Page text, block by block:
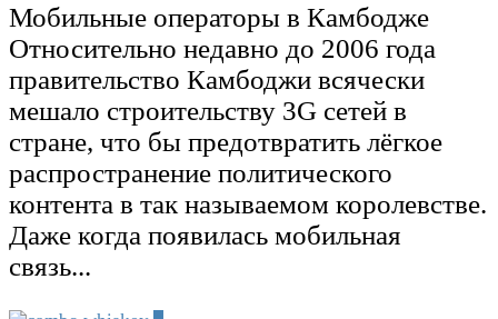
Мобильные операторы в Камбодже
Относительно недавно до 2006 года
правительство Камбоджи всячески
мешало строительству 3G сетей в
стране, что бы предотвратить лёгкое
распространение политического
контента в так называемом королевстве.
Даже когда появилась мобильная
связь...